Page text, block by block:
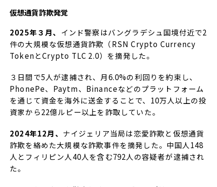
仮想通貨詐欺発覚
2025年３月、 インド警察はバングラデシュ国境付近で2
件の大規模な仮想通貨詐欺（RSN Crypto Currency
TokenとCrypto TLC 2.0）を摘発した。
３日間で5人が逮捕され、月6.0%の利回りを約束し、
PhonePe、Paytm、Binanceなどのプラットフォーム
を通じて資金を海外に送金することで、10万人以上の投
資家から22億ルピー以上を詐取していた。
2024年12月、 ナイジェリア当局は恋愛詐欺と仮想通貨
詐欺を絡めた大規模な詐欺事件を摘発した。中国人148
人とフィリピン人40人を含む792人の容疑者が逮捕され
た。